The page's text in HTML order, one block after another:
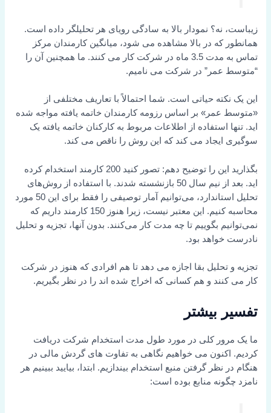
زیباست، نه؟ نمودار بالا به سادگی رویای هر تحلیلگر داده است.
همانطور که در بالا مشاهده می شود، میانگین کارمندان مرکز
تماس به مدت 3.5 ماه در شرکت کار می کنند. ما همچنین آن را
“متوسط عمر” در شرکت می نامیم.
این یک نکته حیاتی است. شما احتمالاً با تعاریف مختلفی از
«متوسط عمر» بر اساس رزومه کارمندان خاتمه یافته مواجه شده
اید. تنها استفاده از اطلاعات مربوط به کارکنان خاتمه یافته یک
سوگیری ایجاد می کند که این روش را ناقص می کند.
بگذارید این را توضیح دهم: تصور کنید 200 کارمند استخدام کرده
اید. بعد از نیم سال 50 بازنشسته شدند. با استفاده از روش‌های
تحلیل استاندارد، می‌توانیم آمار توصیفی را فقط برای این 50 مورد
محاسبه کنیم. این معتبر نیست، زیرا هنوز 150 کارمند داریم که
نمی‌توانیم بگوییم تا چه مدت کار می‌کنند. بدون آنها، تجزیه و تحلیل
نادرست خواهد بود.
تجزیه و تحلیل بقا اجازه می دهد تا هم افرادی که هنوز در شرکت
کار می کنند و هم کسانی که اخراج شده اند را در نظر بگیریم.
تفسیر بیشتر
ما یک مرور کلی در مورد طول مدت استخدام شرکت دریافت
کردیم. اکنون می خواهیم نگاهی به تفاوت های گردش مالی در
هنگام در نظر گرفتن منبع استخدام بیندازیم. ابتدا، بیایید ببینیم هر
نامزد چگونه منابع بوده است: